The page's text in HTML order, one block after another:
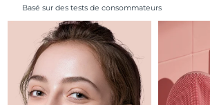
Basé sur des tests de consommateurs
Roumanie
Russie
Arabie saoudite